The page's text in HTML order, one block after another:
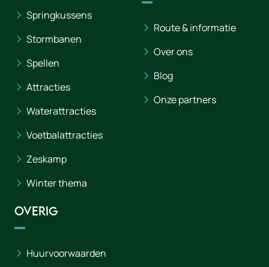
Springkussens
Stormbanen
Spellen
Attracties
Waterattracties
Voetbalattracties
Zeskamp
Winter thema
Route & informatie
Over ons
Blog
Onze partners
Overig
Huurvoorwaarden